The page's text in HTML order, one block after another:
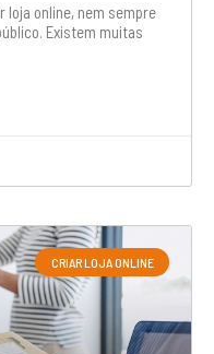
loja online, nem sempre
Existem muitas
CRIAR LOJA ONLINE